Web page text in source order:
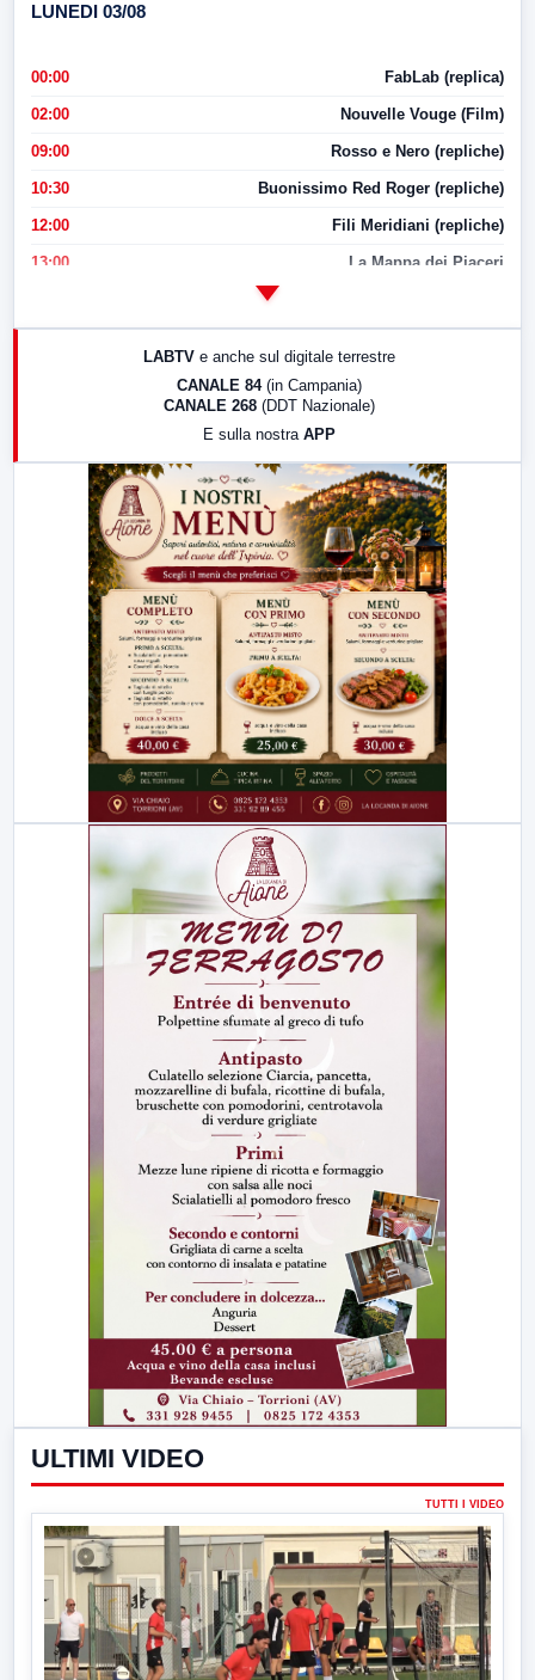
LUNEDI 03/08
00:00 FabLab (replica)
02:00 Nouvelle Vouge (Film)
09:00 Rosso e Nero (repliche)
10:30 Buonissimo Red Roger (repliche)
12:00 Fili Meridiani (repliche)
13:00 La Mappa dei Piaceri
LabNews (replica)
LABTV e anche sul digitale terrestre
CANALE 84 (in Campania)
CANALE 268 (DDT Nazionale)
E sulla nostra APP
ULTIMI VIDEO
TUTTI I VIDEO